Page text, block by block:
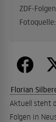
ZDF-
Florian
Aktuell steht
Folgen in